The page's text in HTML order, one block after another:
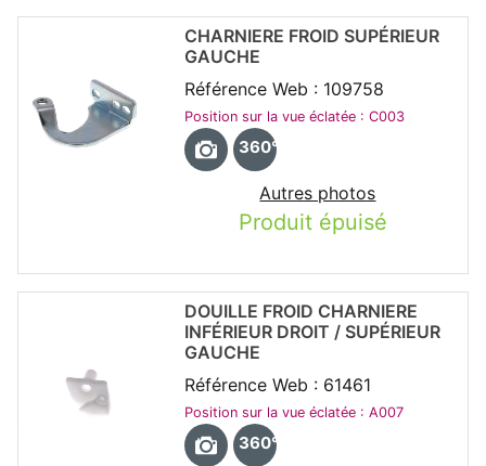
Produit épuisé
CHARNIERE FROID SUPÉRIEUR
GAUCHE
Référence Web : 109758
Position sur la vue éclatée : C003
360°
Autres photos
DOUILLE FROID CHARNIERE
INFÉRIEUR DROIT / SUPÉRIEUR
GAUCHE
Référence Web : 61461
Position sur la vue éclatée : A007
360°